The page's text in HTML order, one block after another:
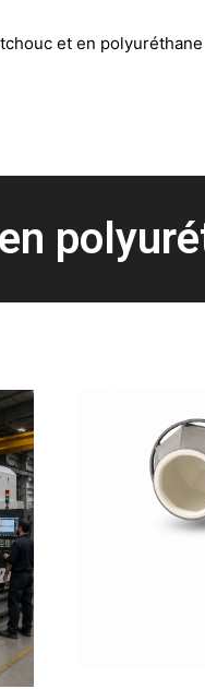
et en polyuréthane